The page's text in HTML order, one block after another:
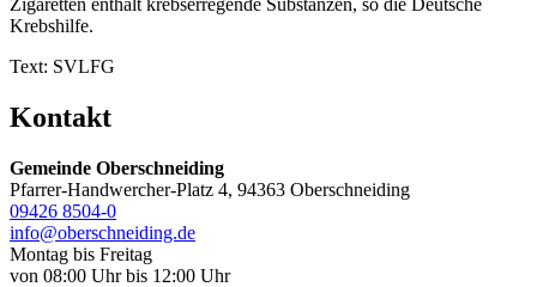
Krebshilfe.
Text: SVLFG
Kontakt
Gemeinde Oberschneiding
Pfarrer-Handwercher-Platz 4, 94363 Oberschneiding
09426 8504-0
info@oberschneiding.de
Montag bis Freitag
von 08:00 Uhr bis 12:00 Uhr